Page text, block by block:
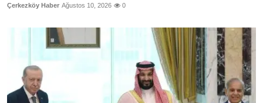
Çerkezköy Haber Ağustos 10, 2026 0